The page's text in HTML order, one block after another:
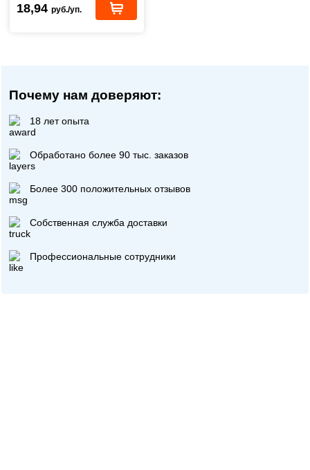
18,94 руб./уп.
Почему нам доверяют:
18 лет опыта
Обработано более 90 тыс. заказов
Более 300 положительных отзывов
Собственная служба доставки
Профессиональные сотрудники